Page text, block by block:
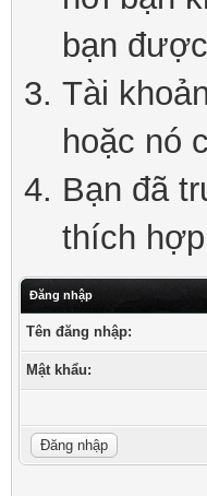
bạn
Tài
hoặc nó
Bạn đã
thích
Đăng nhập
Tên đăng nhập:
Mật khẩu: